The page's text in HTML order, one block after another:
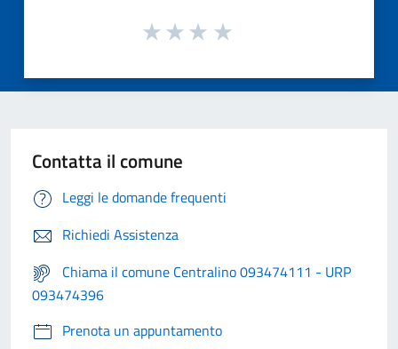
Contatta il comune
Leggi le domande frequenti
Richiedi Assistenza
Chiama il comune Centralino 093474111 - URP
093474396
Prenota un appuntamento